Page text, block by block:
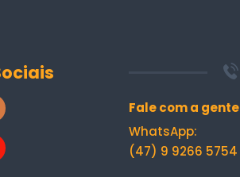
Fale com a gente
WhatsApp:
(47) 9 9266 5754